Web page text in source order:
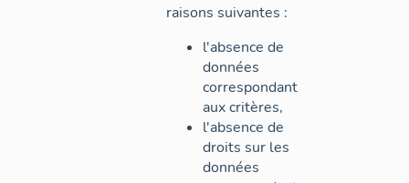
raisons suivantes :
l'absence de
données
correspondant
aux critères,
l'absence de
droits sur les
données